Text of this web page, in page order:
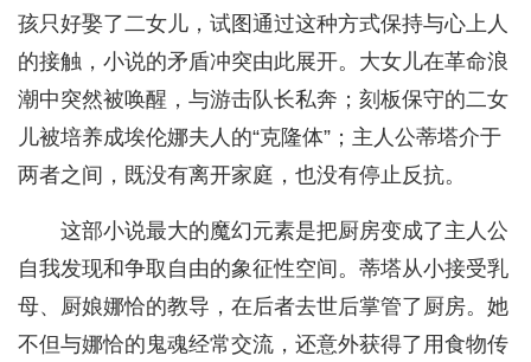
孩只好娶了二女儿，试图通过这种方式保持与心上人
的接触，小说的矛盾冲突由此展开。大女儿在革命浪
潮中突然被唤醒，与游击队长私奔；刻板保守的二女
儿被培养成埃伦娜夫人的“克隆体”；主人公蒂塔介于
两者之间，既没有离开家庭，也没有停止反抗。
这部小说最大的魔幻元素是把厨房变成了主人公
自我发现和争取自由的象征性空间。蒂塔从小接受乳
母、厨娘娜恰的教导，在后者去世后掌管了厨房。她
不但与娜恰的鬼魂经常交流，还意外获得了用食物传